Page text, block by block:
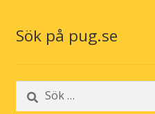
Sök på pug.se
Sök
efter: